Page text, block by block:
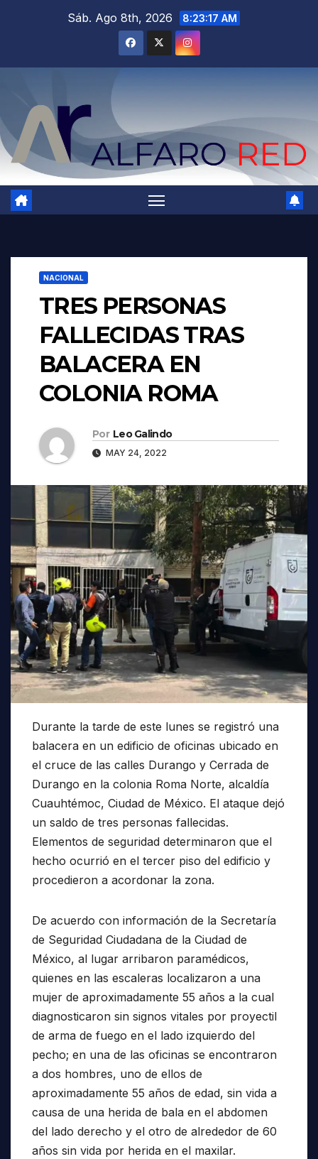
Sáb. Ago 8th, 2026 8:23:19 AM
NACIONAL
TRES PERSONAS
FALLECIDAS TRAS
BALACERA EN
COLONIA ROMA
Por Leo Galindo
MAY 24, 2022
Durante la tarde de este lunes se registró una
balacera en un edificio de oficinas ubicado en
el cruce de las calles Durango y Cerrada de
Durango en la colonia Roma Norte, alcaldía
Cuauhtémoc, Ciudad de México. El ataque dejó
un saldo de tres personas fallecidas.
Elementos de seguridad determinaron que el
hecho ocurrió en el tercer piso del edificio y
procedieron a acordonar la zona.
De acuerdo con información de la Secretaría
de Seguridad Ciudadana de la Ciudad de
México, al lugar arribaron paramédicos,
quienes en las escaleras localizaron a una
mujer de aproximadamente 55 años a la cual
diagnosticaron sin signos vitales por proyectil
de arma de fuego en el lado izquierdo del
pecho; en una de las oficinas se encontraron
a dos hombres, uno de ellos de
aproximadamente 55 años de edad, sin vida a
causa de una herida de bala en el abdomen
del lado derecho y el otro de alrededor de 60
años sin vida por herida en el maxilar.